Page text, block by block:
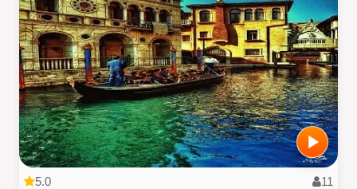
5.0 11